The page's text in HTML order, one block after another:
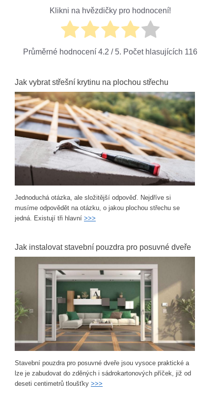
Klikni na hvězdičky pro hodnocení!
Průměrné hodnocení 4.2 / 5. Počet hlasujících 116
Jak vybrat střešní krytinu na plochou střechu
Jednoduchá otázka, ale složitější odpověď. Nejdříve si
musíme odpovědět na otázku, o jakou plochou střechu se
jedná. Existují tři hlavní >>>
Jak instalovat stavební pouzdra pro posuvné dveře
Stavební pouzdra pro posuvné dveře jsou vysoce praktické a
lze je zabudovat do zděných i sádrokartonových příček, již od
deseti centimetrů tloušťky >>>